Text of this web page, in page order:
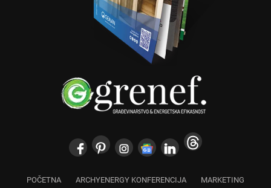
POČETNA ARCHYENERGY KONFERENCIJA MARKETING